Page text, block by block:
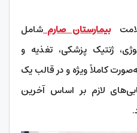
بیمارستان صارم شامل
ژنتیک پزشکی، تغذیه و
کاملاً ویژه و در قالب یک
لازم بر اساس آخرین